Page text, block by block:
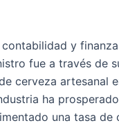
y
fue a través de
cerveza artesanal
ha
una tasa